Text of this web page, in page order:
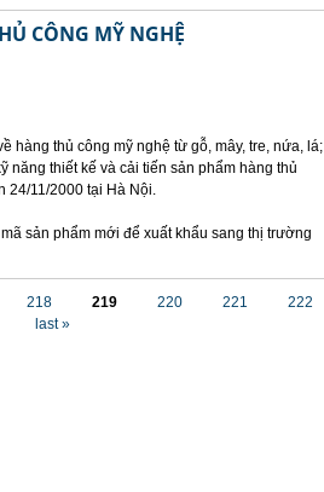
CÔNG MỸ NGHỆ
hàng thủ công mỹ nghệ từ gỗ, mây, tre, nứa, lá;
thiết kế và cải tiến sản phẩm hàng thủ
24/11/2000 tại Hà Nội.
sản phẩm mới để xuất khẩu sang thị trường
218 219 220 221
222
last »